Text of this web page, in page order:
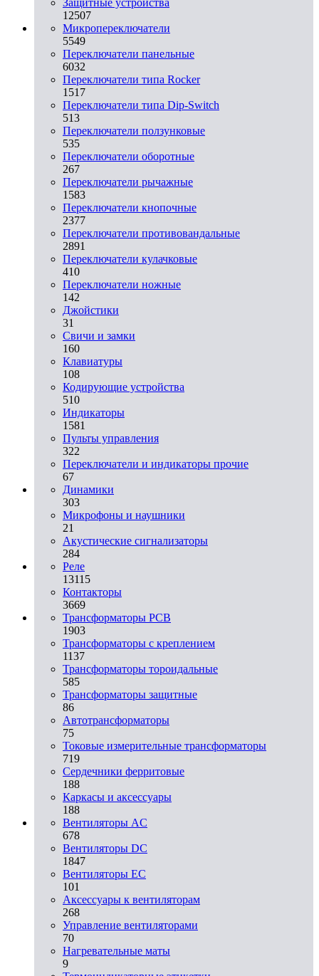
12507
Микропереключатели
5549
Переключатели панельные
6032
Переключатели типа Rocker
1517
Переключатели типа Dip-Switch
513
Переключатели ползунковые
535
Переключатели оборотные
267
Переключатели рычажные
1583
Переключатели кнопочные
2377
Переключатели противовандальные
2891
Переключатели кулачковые
410
Переключатели ножные
142
Джойстики
31
Свичи и замки
160
Клавиатуры
108
Кодирующие устройства
510
Индикаторы
1581
Пульты управления
322
Переключатели и индикаторы прочие
67
Динамики
303
Микрофоны и наушники
21
Акустические сигнализаторы
284
Реле
13115
Контакторы
3669
Трансформаторы PCB
1903
Трансформаторы с креплением
1137
Трансформаторы тороидальные
585
Трансформаторы защитные
86
Автотрансформаторы
75
Токовые измерительные трансформаторы
719
Сердечники ферритовые
188
Каркасы и аксессуары
188
Вентиляторы AC
678
Вентиляторы DC
1847
Вентиляторы EC
101
Аксессуары к вентиляторам
268
Управление вентиляторами
70
Нагревательные маты
9